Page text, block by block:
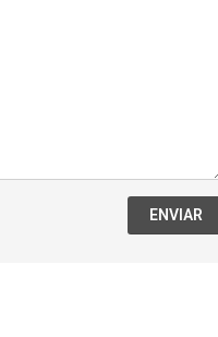
ENVIAR